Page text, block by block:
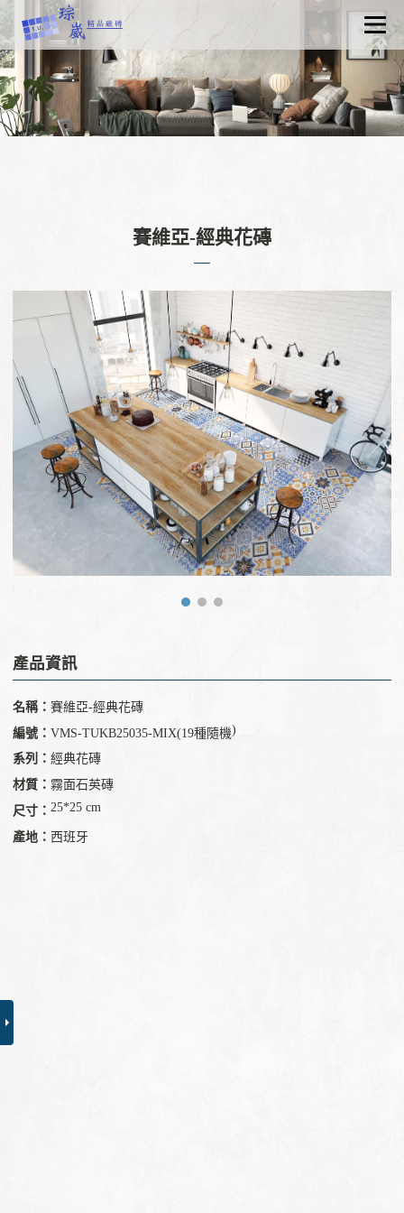
關於琮崴
最新消息
產品資訊
認識磁磚
賽維亞-經典花磚
產品資訊
名稱： 賽維亞-經典花磚
編號： VMS-TUKB25035-MIX(19種隨機)
系列： 經典花磚
材質： 霧面石英磚
尺寸： 25*25 cm
產地： 西班牙